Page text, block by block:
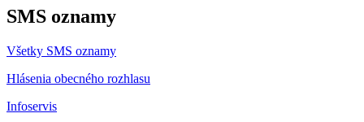
SMS oznamy
Všetky SMS oznamy
Hlásenia obecného rozhlasu
Infoservis